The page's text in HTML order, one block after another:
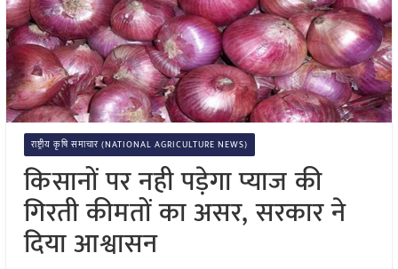
राष्ट्रीय कृषि समाचार (NATIONAL AGRICULTURE NEWS)
किसानों पर नही पड़ेगा प्याज की
गिरती कीमतों का असर, सरकार ने
दिया आश्वासन